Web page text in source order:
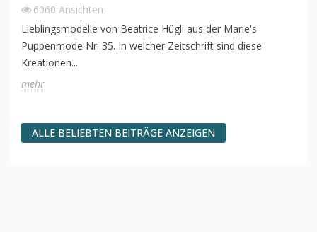
6060 Ansichten
Lieblingsmodelle von Beatrice Hügli aus der Marie's
Puppenmode Nr. 35. In welcher Zeitschrift sind diese
Kreationen...
mehr
ALLE BELIEBTEN BEITRÄGE ANZEIGEN